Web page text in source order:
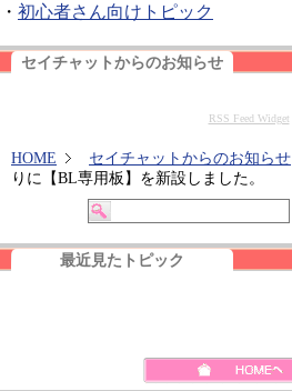
・ 初心者さん向けトピック
セイチャットからのお知らせ
RSS Feed Widget
HOME セイチャットからのお知らせ
りに【BL専用板】を新設しました。
最近見たトピック